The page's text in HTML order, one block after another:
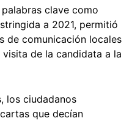
clave como
a 2021, permitió
de comunicación locales
de la candidata a la
los ciudadanos
que decían